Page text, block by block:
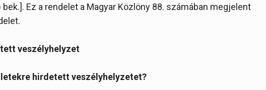
Ez a rendelet a Magyar Közlöny 88. számában megjelent
veszélyhelyzet
hirdetett veszélyhelyzetet?